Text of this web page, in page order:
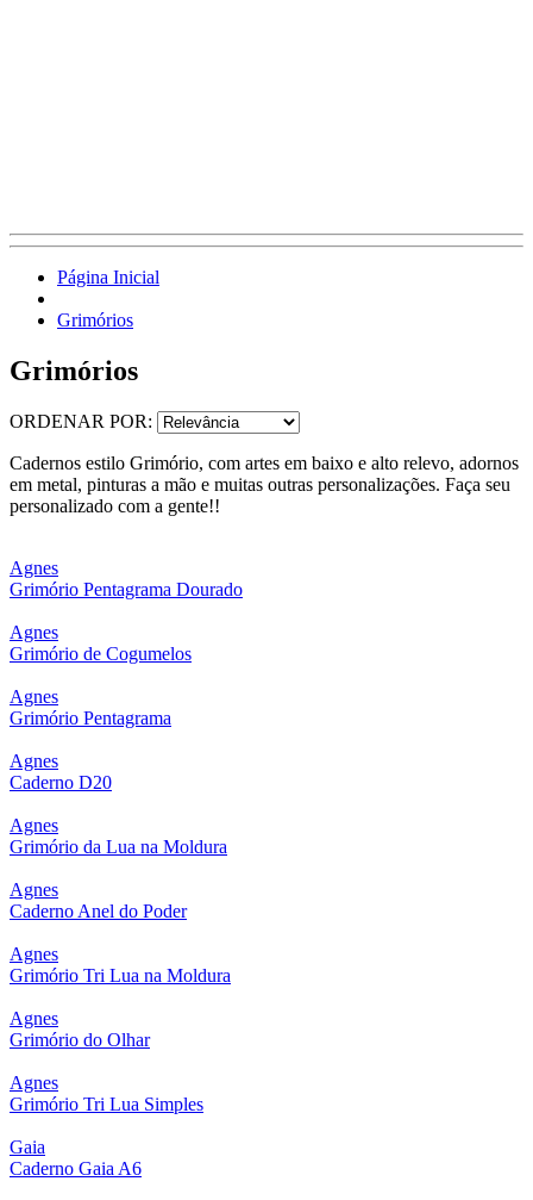
Página Inicial
Grimórios
Grimórios
ORDENAR POR:
Cadernos estilo Grimório, com artes em baixo e alto relevo, adornos
em metal, pinturas a mão e muitas outras personalizações. Faça seu
personalizado com a gente!!
Agnes
Grimório Pentagrama Dourado
Agnes
Grimório de Cogumelos
Agnes
Grimório Pentagrama
Agnes
Caderno D20
Agnes
Grimório da Lua na Moldura
Agnes
Caderno Anel do Poder
Agnes
Grimório Tri Lua na Moldura
Agnes
Grimório do Olhar
Agnes
Grimório Tri Lua Simples
Gaia
Caderno Gaia A6